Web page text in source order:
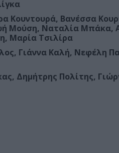
Κουντουρά, Βανέσσα
Μούση, Ναταλία Μπάκα,
Μαρία Τσιλίρα
Γιάννα Καλή, Νεφέλη
Δημήτρης Πολίτης,